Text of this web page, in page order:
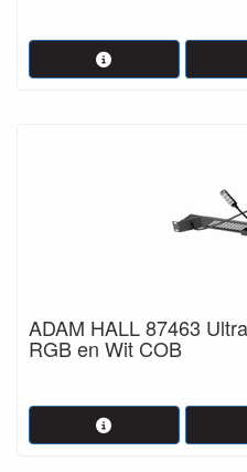
ADAM HALL 87463
RGB en Wit COB